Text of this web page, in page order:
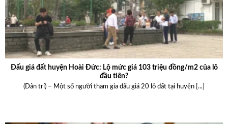
Đấu giá đất huyện Hoài Đức: Lộ mức giá 103 triệu đồng/m2 của lô
đầu tiên?
(Dân trí) – Một số người tham gia đấu giá 20 lô đất tại huyện [...]